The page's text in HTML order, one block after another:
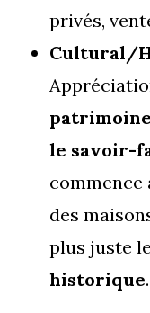
privés,
Cultural/
le savoir-
commence
des
plus juste
historique.